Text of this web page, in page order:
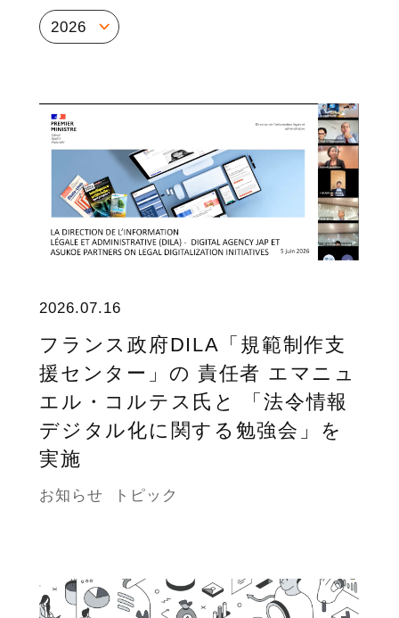
2026
2026.07.16
フランス政府DILA「規範制作支
援センター」の 責任者 エマニュ
エル・コルテス氏と 「法令情報
デジタル化に関する勉強会」を
実施
お知らせ トピック